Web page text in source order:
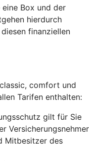
Box und der
hierdurch
finanziellen
comfort und
Tarifen enthalten:
gilt für Sie
Versicherungsnehmer
Mitbesitzer des